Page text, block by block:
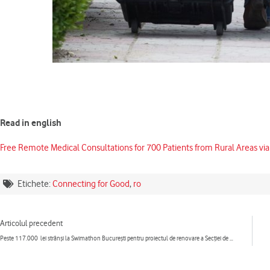
Read in english
Free Remote Medical Consultations for 700 Patients from Rural Areas
Etichete:Connecting for Good, ro
Articolul precedent
Peste 117.000 lei strânși la Swimathon București pentru proiectul de renovare a Secției de terapie intensivă nou-născuți Constanța